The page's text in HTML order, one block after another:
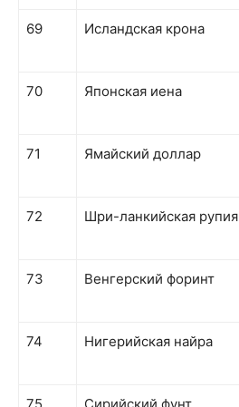
69 Исландская крона
70 Японская иена
71 Ямайский доллар
72 Шри-ланкийская рупия
73 Венгерский форинт
74 Нигерийская найра